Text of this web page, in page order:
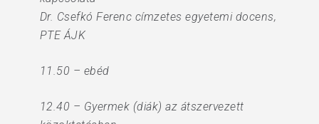
Dr. Csefkó Ferenc címzetes egyetemi docens,
PTE ÁJK
11.50 – ebéd
12.40 – Gyermek (diák) az átszervezett